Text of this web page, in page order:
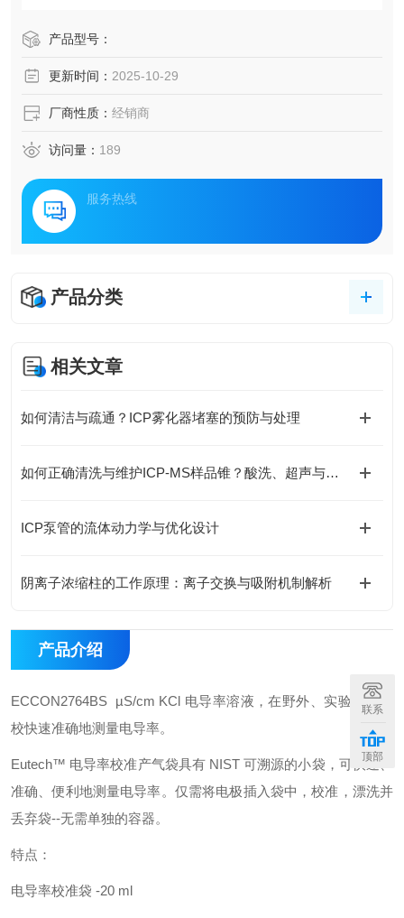
产品型号：
更新时间： 2025-10-29
厂商性质： 经销商
访问量： 189
服务热线
产品分类
相关文章
如何清洁与疏通？ICP雾化器堵塞的预防与处理
如何正确清洗与维护ICP-MS样品锥？酸洗、超声与专业清洗流程
ICP泵管的流体动力学与优化设计
阴离子浓缩柱的工作原理：离子交换与吸附机制解析
产品介绍
ECCON2764BS µS/cm KCl 电导率溶液，在野外、实验室和学
校快速准确地测量电导率。
Eutech™ 电导率校准产气袋具有 NIST 可溯源的小袋，可快速、
准确、便利地测量电导率。仅需将电极插入袋中，校准，漂洗并
丢弃袋--无需单独的容器。
特点：
电导率校准袋 -20 ml
联系
顶部